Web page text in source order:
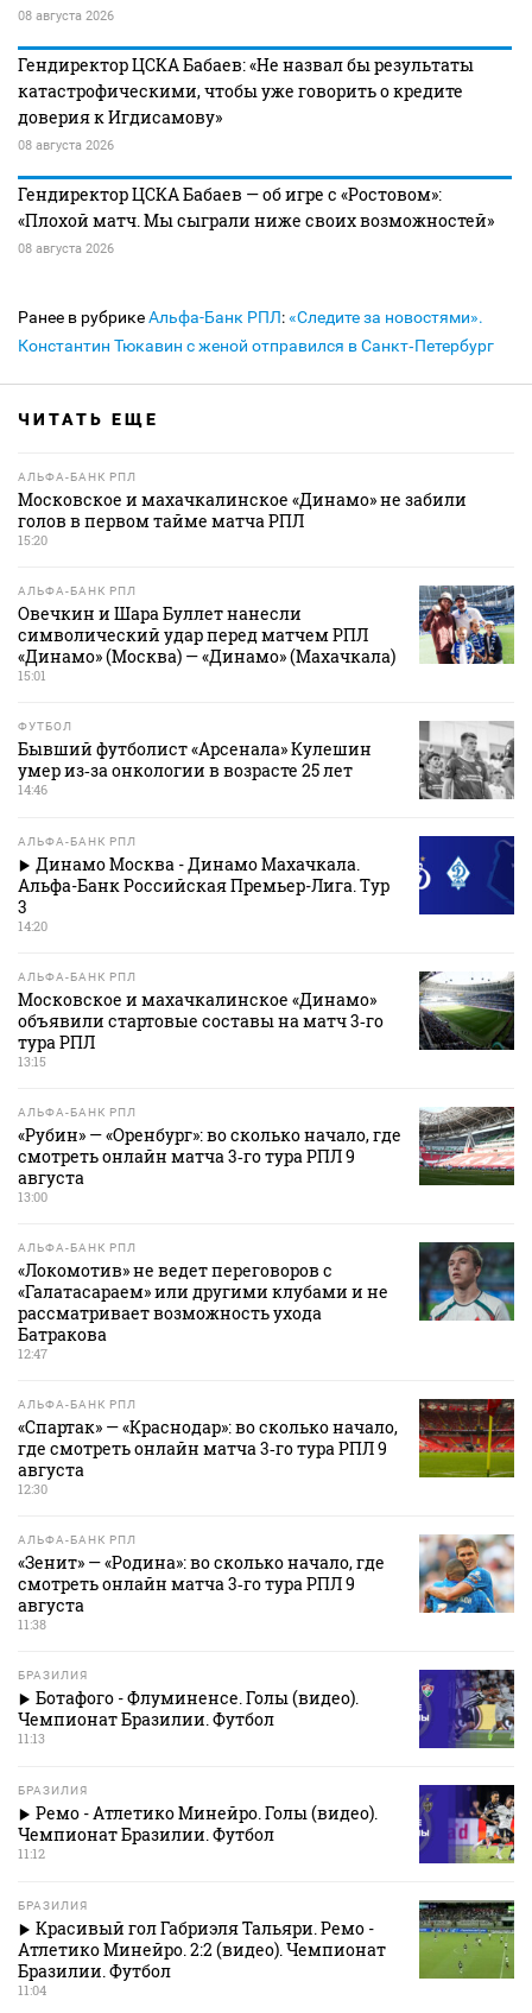
08 августа 2026
Гендиректор ЦСКА Бабаев: «Не назвал бы результаты
катастрофическими, чтобы уже говорить о кредите
доверия к Игдисамову»
08 августа 2026
Гендиректор ЦСКА Бабаев — об игре с «Ростовом»:
«Плохой матч. Мы сыграли ниже своих возможностей»
08 августа 2026
Ранее в рубрикеАльфа-Банк РПЛ:«Следите за новостями».
Константин Тюкавин с женой отправился в Санкт‑Петербург
ЧИТАТЬ ЕЩЕ
АЛЬФА-БАНК РПЛ
Московское и махачкалинское «Динамо» не забили
голов в первом тайме матча РПЛ
15:20
АЛЬФА-БАНК РПЛ
Овечкин и Шара Буллет нанесли
символический удар перед матчем РПЛ
«Динамо» (Москва) — «Динамо» (Махачкала)
15:01
ФУТБОЛ
Бывший футболист «Арсенала» Кулешин
умер из‑за онкологии в возрасте 25 лет
14:46
АЛЬФА-БАНК РПЛ
Динамо Москва - Динамо Махачкала.
Альфа-Банк Российская Премьер-Лига. Тур
3
14:20
АЛЬФА-БАНК РПЛ
Московское и махачкалинское «Динамо»
объявили стартовые составы на матч 3‑го
тура РПЛ
13:15
АЛЬФА-БАНК РПЛ
«Рубин» — «Оренбург»: во сколько начало, где
смотреть онлайн матча 3‑го тура РПЛ 9
августа
13:00
АЛЬФА-БАНК РПЛ
«Локомотив» не ведет переговоров с
«Галатасараем» или другими клубами и не
рассматривает возможность ухода
Батракова
12:47
АЛЬФА-БАНК РПЛ
«Спартак» — «Краснодар»: во сколько начало,
где смотреть онлайн матча 3‑го тура РПЛ 9
августа
12:30
АЛЬФА-БАНК РПЛ
«Зенит» — «Родина»: во сколько начало, где
смотреть онлайн матча 3‑го тура РПЛ 9
августа
11:38
БРАЗИЛИЯ
Ботафого - Флуминенсе. Голы (видео).
Чемпионат Бразилии. Футбол
11:13
БРАЗИЛИЯ
Ремо - Атлетико Минейро. Голы (видео).
Чемпионат Бразилии. Футбол
11:12
БРАЗИЛИЯ
Красивый гол Габриэля Тальяри. Ремо -
Атлетико Минейро. 2:2 (видео). Чемпионат
Бразилии. Футбол
11:04